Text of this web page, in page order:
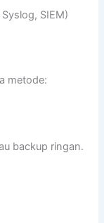
SIEM)
metode:
backup ringan.